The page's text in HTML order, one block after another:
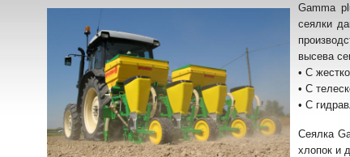
Gamma
сеялки
высева
• С
• С
• С
Сеялка
хлопок и